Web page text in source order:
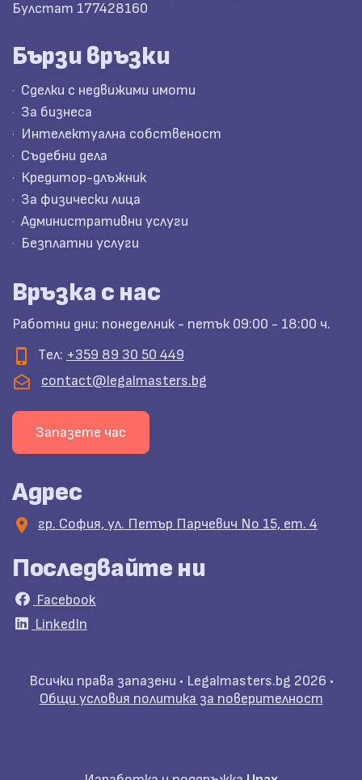
Булстат 177428160
Бързи връзки
Сделки с недвижими имоти
За бизнеса
Интелектуална собственост
Съдебни дела
Кредитор-длъжник
За физически лица
Административни услуги
Безплатни услуги
Връзка с нас
Работни дни: понеделник - петък 09:00 - 18:00 ч.
Tел: +359 89 30 50 449
contact@legalmasters.bg
Запазете час
Адрес
гр. София, ул. Петър Парчевич No 15, ет. 4
Последвайте ни
Facebook
LinkedIn
Всички права запазени • Legalmasters.bg 2026 •
Общи условия политика за поверителност